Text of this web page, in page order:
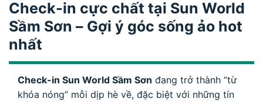
Check-in cực chất tại Sun World
Sầm Sơn – Gợi ý góc sống ảo hot
nhất
Check-in Sun World Sầm Sơn đang trở thành “từ
khóa nóng” mỗi dịp hè về, đặc biệt với những tín